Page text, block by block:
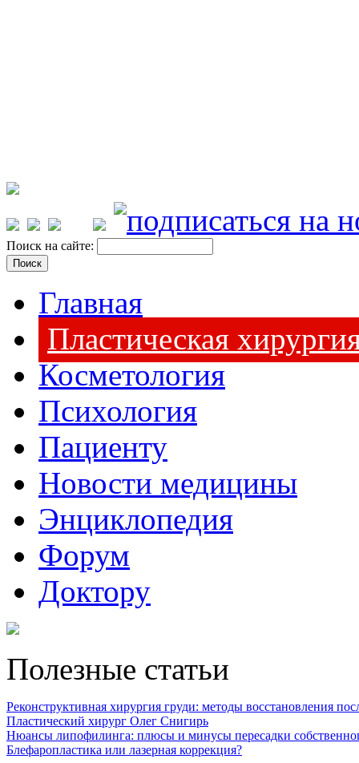
Поиск на сайте:
Главная
Пластическая
Косметология
Психология
Пациенту
Новости медицины
Энциклопедия
Форум
Доктору
Полезные статьи
Реконструктивная хирургия груди: методы восстановления
Пластический хирург Олег Снигирь
Нюансы липофилинга: плюсы и минусы пересадки
Блефаропластика или лазерная коррекция?